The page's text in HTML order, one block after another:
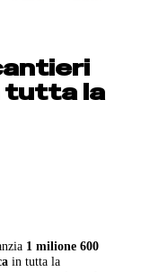
tutta la
1 milione 600
in tutta la